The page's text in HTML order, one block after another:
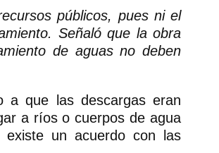
públicos, pues ni el
Señaló que la obra
de aguas no deben
a que las descargas eran
a ríos o cuerpos de agua
existe un acuerdo con las